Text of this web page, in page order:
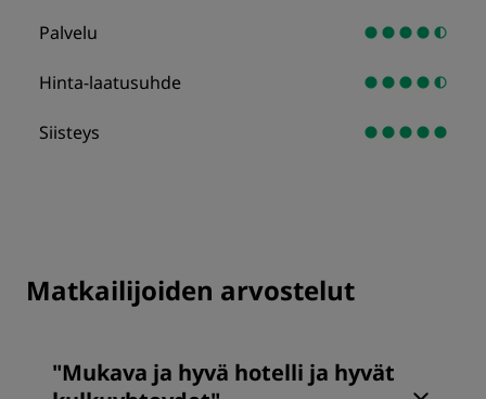
Palvelu
Hinta-laatusuhde
Siisteys
Matkailijoiden arvostelut
"Mukava ja hyvä hotelli ja hyvät